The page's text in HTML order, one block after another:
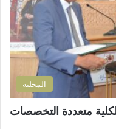
المحلية
متعددة التخصصات